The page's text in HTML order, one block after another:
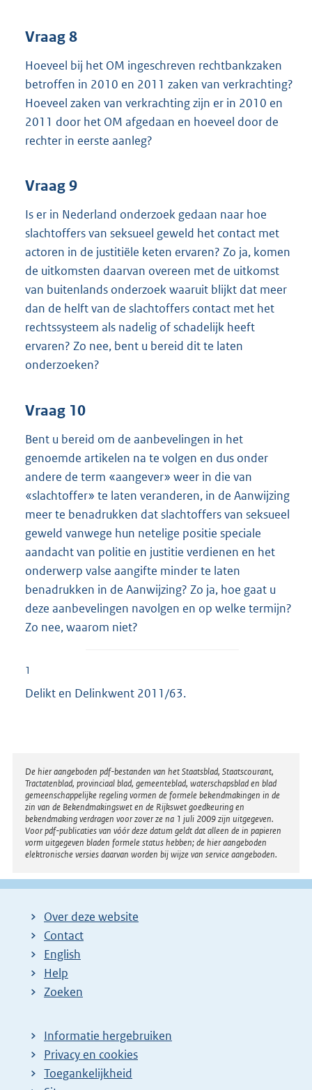
Vraag 8
Hoeveel bij het OM ingeschreven rechtbankzaken
betroffen in 2010 en 2011 zaken van verkrachting?
Hoeveel zaken van verkrachting zijn er in 2010 en
2011 door het OM afgedaan en hoeveel door de
rechter in eerste aanleg?
Vraag 9
Is er in Nederland onderzoek gedaan naar hoe
slachtoffers van seksueel geweld het contact met
actoren in de justitiële keten ervaren? Zo ja, komen
de uitkomsten daarvan overeen met de uitkomst
van buitenlands onderzoek waaruit blijkt dat meer
dan de helft van de slachtoffers contact met het
rechtssysteem als nadelig of schadelijk heeft
ervaren? Zo nee, bent u bereid dit te laten
onderzoeken?
Vraag 10
Bent u bereid om de aanbevelingen in het
genoemde artikelen na te volgen en dus onder
andere de term «aangever» weer in die van
«slachtoffer» te laten veranderen, in de Aanwijzing
meer te benadrukken dat slachtoffers van seksueel
geweld vanwege hun netelige positie speciale
aandacht van politie en justitie verdienen en het
onderwerp valse aangifte minder te laten
benadrukken in de Aanwijzing? Zo ja, hoe gaat u
deze aanbevelingen navolgen en op welke termijn?
Zo nee, waarom niet?
1
Delikt en Delinkwent 2011/63.
Disclaimer
De hier aangeboden pdf-bestanden van het Staatsblad, Staatscourant,
Tractatenblad, provinciaal blad, gemeenteblad, waterschapsblad en blad
gemeenschappelijke regeling vormen de formele bekendmakingen in de
zin van de Bekendmakingswet en de Rijkswet goedkeuring en
bekendmaking verdragen voor zover ze na 1 juli 2009 zijn uitgegeven.
Voor pdf-publicaties van vóór deze datum geldt dat alleen de in papieren
vorm uitgegeven bladen formele status hebben; de hier aangeboden
elektronische versies daarvan worden bij wijze van service aangeboden.
Over deze website
Contact
English
Help
Zoeken
Informatie hergebruiken
Privacy en cookies
Toegankelijkheid